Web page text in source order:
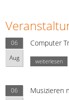
06
Aug
Computer
weiterlesen
06
Musizieren